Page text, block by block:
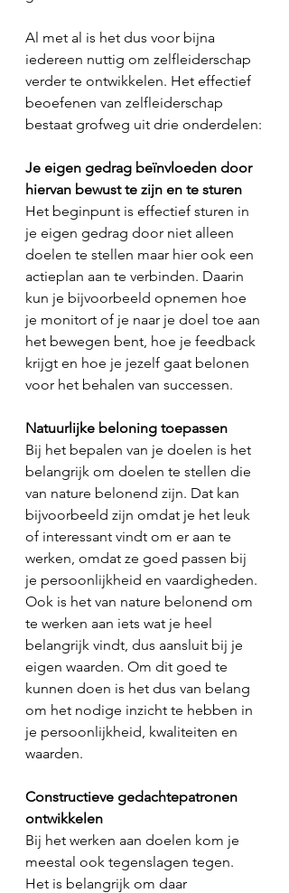
Al met al is het dus voor bijna
iedereen nuttig om zelfleiderschap
verder te ontwikkelen. Het effectief
beoefenen van zelfleiderschap
bestaat grofweg uit drie onderdelen:
Je eigen gedrag beïnvloeden door
hiervan bewust te zijn en te sturen
Het beginpunt is effectief sturen in
je eigen gedrag door niet alleen
doelen te stellen maar hier ook een
actieplan aan te verbinden. Daarin
kun je bijvoorbeeld opnemen hoe
je monitort of je naar je doel toe aan
het bewegen bent, hoe je feedback
krijgt en hoe je jezelf gaat belonen
voor het behalen van successen.
Natuurlijke beloning toepassen
Bij het bepalen van je doelen is het
belangrijk om doelen te stellen die
van nature belonend zijn. Dat kan
bijvoorbeeld zijn omdat je het leuk
of interessant vindt om er aan te
werken, omdat ze goed passen bij
je persoonlijkheid en vaardigheden.
Ook is het van nature belonend om
te werken aan iets wat je heel
belangrijk vindt, dus aansluit bij je
eigen waarden. Om dit goed te
kunnen doen is het dus van belang
om het nodige inzicht te hebben in
je persoonlijkheid, kwaliteiten en
waarden.
Constructieve gedachtepatronen
ontwikkelen
Bij het werken aan doelen kom je
meestal ook tegenslagen tegen.
Het is belangrijk om daar